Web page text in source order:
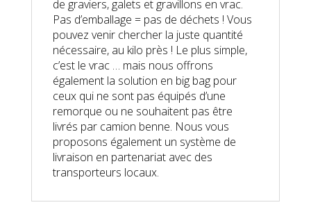
de graviers, galets et gravillons en vrac.
Pas d’emballage = pas de déchets ! Vous
pouvez venir chercher la juste quantité
nécessaire, au kilo près ! Le plus simple,
c’est le vrac … mais nous offrons
également la solution en big bag pour
ceux qui ne sont pas équipés d’une
remorque ou ne souhaitent pas être
livrés par camion benne. Nous vous
proposons également un système de
livraison en partenariat avec des
transporteurs locaux.